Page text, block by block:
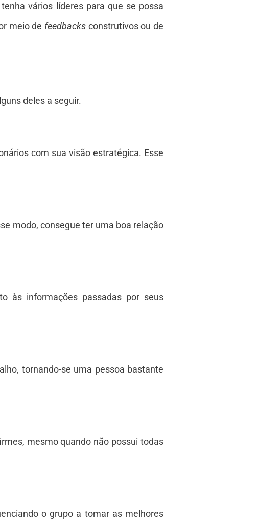
vários líderes para que se possa
meio de feedbacks construtivos ou de
deles a seguir.
com sua visão estratégica. Esse
modo, consegue ter uma boa relação
às informações passadas por seus
tornando-se uma pessoa bastante
mesmo quando não possui todas
o grupo a tomar as melhores